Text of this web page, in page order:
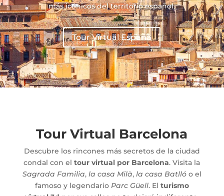
más icónicos del territorio español.
Tour Virtual España
Tour Virtual Barcelona
Descubre los rincones más secretos de la ciudad
condal con eltour virtual por Barcelona. Visita la
Sagrada Familia, la casa Milà, la casa Batllóo el
famoso y legendario Parc Güell. El turismo